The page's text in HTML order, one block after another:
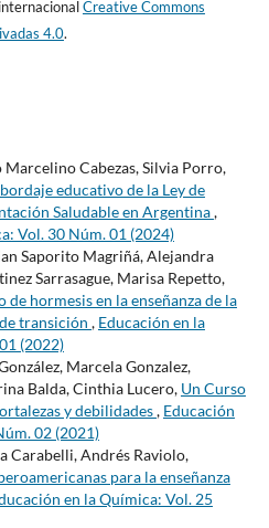
Creative Commons
4.0.
Cabezas, Silvia Porro,
educativo de la Ley de
Saludable en Argentina,
Vol. 30 Núm. 01 (2024)
Saporito Magriñá, Alejandra
Sarrasague, Marisa Repetto,
hormesis en la enseñanza de la
transición , Educación en la
(2022)
Marcela Gonzalez,
Balda, Cinthia Lucero, Un Curso
y debilidades, Educación
02 (2021)
Carabelli, Andrés Raviolo,
para la enseñanza
en la Química: Vol. 25